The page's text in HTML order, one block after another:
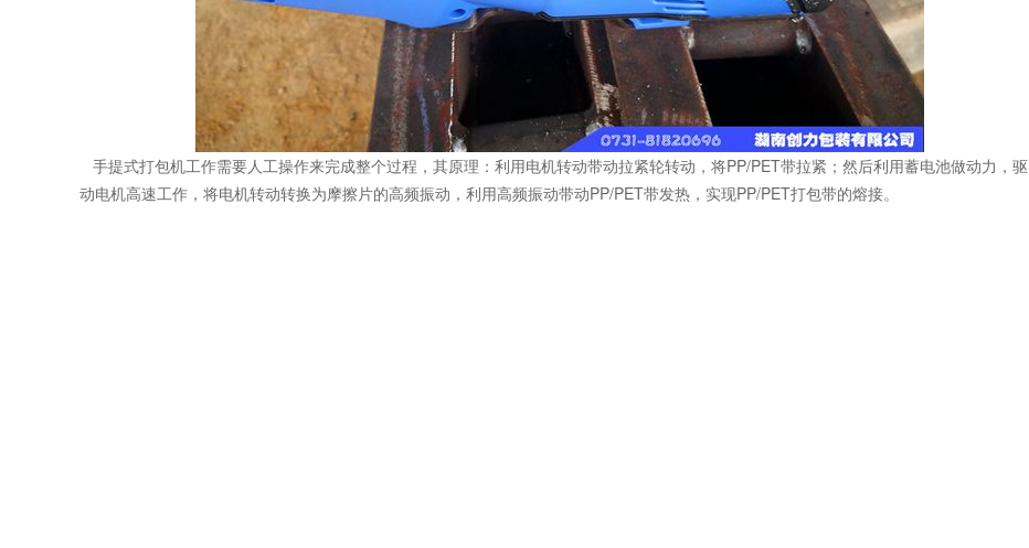
手提式打包机工作需要人工操作来完成整个过程，其原理：利用电机转动带动拉紧轮转动，将PP/PET带拉紧；然后利用蓄电池做动力，驱
动电机高速工作，将电机转动转换为摩擦片的高频振动，利用高频振动带动PP/PET带发热，实现PP/PET打包带的熔接。